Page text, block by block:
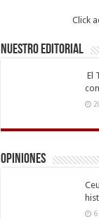
Click
Nuestro Editorial
El
Opiniones